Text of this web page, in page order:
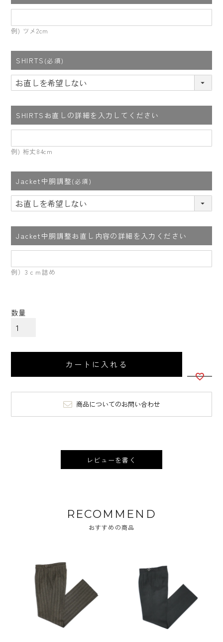
例) ツメ2cm
SHIRTS (必須)
SHIRTSお直しの詳細を入力してください
例) 裄丈84cm
Jacket中胴調整(必須)
Jacket中胴調整お直し内容の詳細を入力ください
例）3ｃｍ詰め
カートに入れる
商品についてのお問い合わせ
レビューを書く
RECOMMEND
おすすめの商品